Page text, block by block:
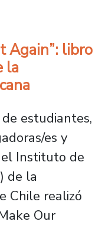
Again”: libro
la
estudiantes,
es y
Instituto de
de la
Chile realizó
Our